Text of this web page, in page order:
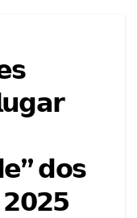
𝗱𝗼𝘀
𝟮𝟬𝟮𝟱